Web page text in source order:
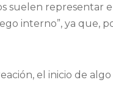
suelen representar
interno”, ya que,
el inicio de